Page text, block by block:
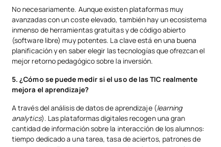
No necesariamente. Aunque existen plataformas muy
avanzadas con un coste elevado, también hay un ecosistema
inmenso de herramientas gratuitas y de código abierto
(software libre) muy potentes. La clave está en una buena
planificación y en saber elegir las tecnologías que ofrezcan el
mejor retorno pedagógico sobre la inversión.
5. ¿Cómo se puede medir si el uso de las TIC realmente
mejora el aprendizaje?
A través del análisis de datos de aprendizaje (learning
analytics). Las plataformas digitales recogen una gran
cantidad de información sobre la interacción de los alumnos:
tiempo dedicado a una tarea, tasa de aciertos, patrones de